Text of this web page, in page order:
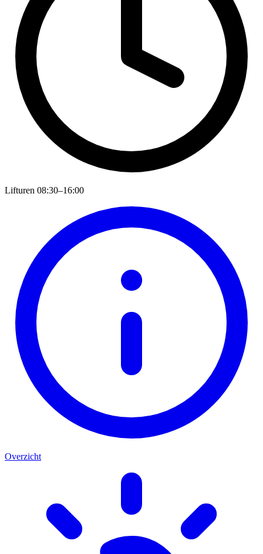
Lifturen 08:30–16:00
Overzicht